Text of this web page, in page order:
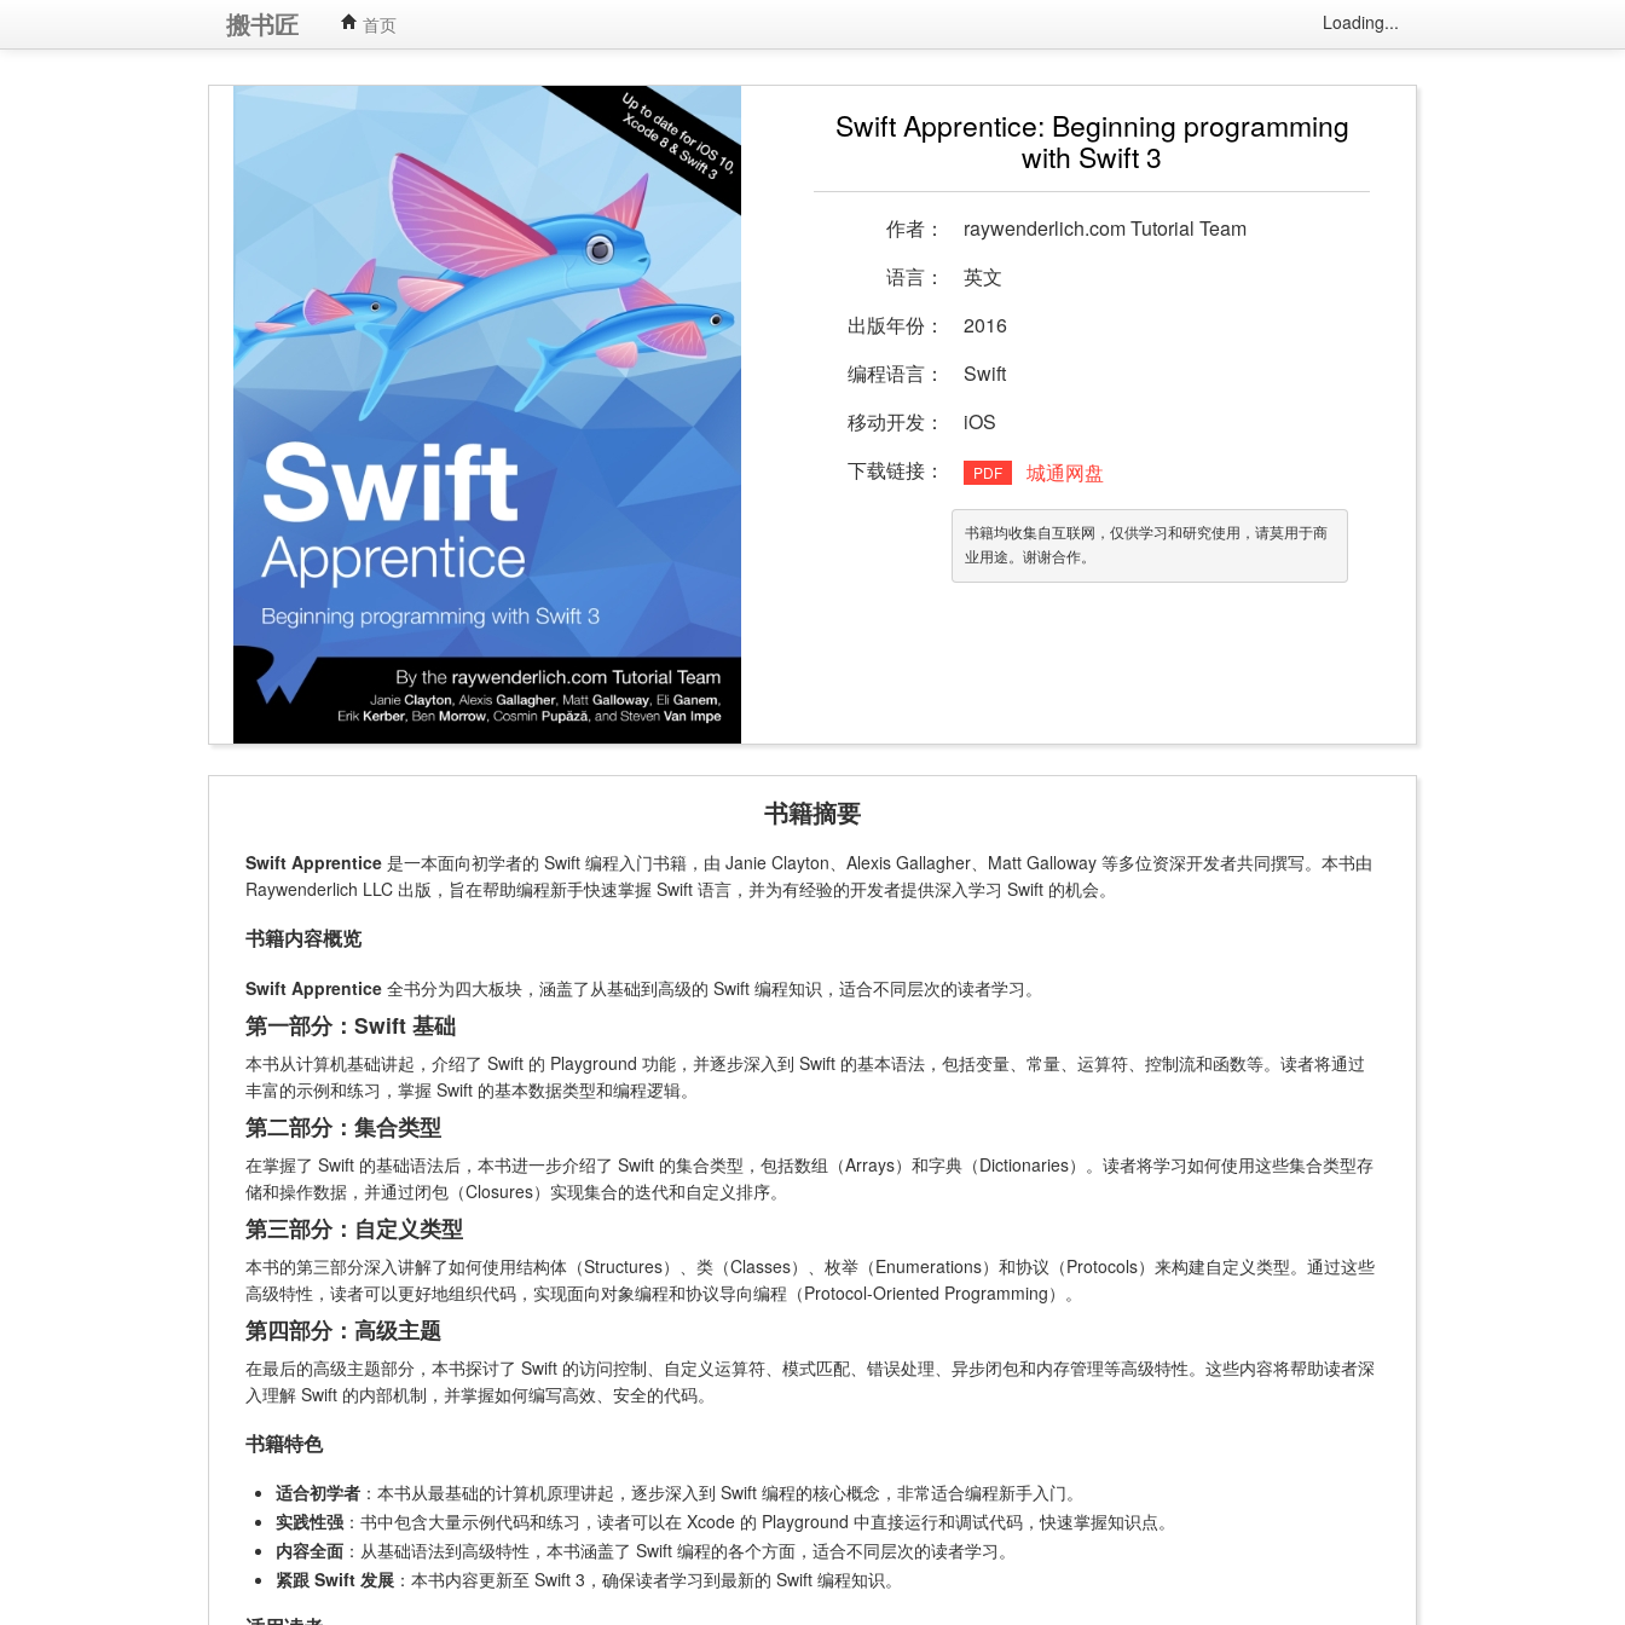
搬书匠 首页 Loading...
Swift Apprentice: Beginning programming
with Swift 3
作者：
raywenderlich.com Tutorial Team
语言：
英文
出版年份：
2016
编程语言：
Swift
移动开发：
iOS
下载链接：
PDF 城通网盘
书籍均收集自互联网，仅供学习和研究使用，请莫用于商
业用途。谢谢合作。
书籍摘要
Swift Apprentice 是一本面向初学者的 Swift 编程入门书籍，由 Janie Clayton、Alexis Gallagher、Matt Galloway 等多位资深开发者共同撰写。本书由
Raywenderlich LLC 出版，旨在帮助编程新手快速掌握 Swift 语言，并为有经验的开发者提供深入学习 Swift 的机会。
书籍内容概览
Swift Apprentice 全书分为四大板块，涵盖了从基础到高级的 Swift 编程知识，适合不同层次的读者学习。
第一部分：Swift 基础
本书从计算机基础讲起，介绍了 Swift 的 Playground 功能，并逐步深入到 Swift 的基本语法，包括变量、常量、运算符、控制流和函数等。读者将通过
丰富的示例和练习，掌握 Swift 的基本数据类型和编程逻辑。
第二部分：集合类型
在掌握了 Swift 的基础语法后，本书进一步介绍了 Swift 的集合类型，包括数组（Arrays）和字典（Dictionaries）。读者将学习如何使用这些集合类型存
储和操作数据，并通过闭包（Closures）实现集合的迭代和自定义排序。
第三部分：自定义类型
本书的第三部分深入讲解了如何使用结构体（Structures）、类（Classes）、枚举（Enumerations）和协议（Protocols）来构建自定义类型。通过这些
高级特性，读者可以更好地组织代码，实现面向对象编程和协议导向编程（Protocol-Oriented Programming）。
第四部分：高级主题
在最后的高级主题部分，本书探讨了 Swift 的访问控制、自定义运算符、模式匹配、错误处理、异步闭包和内存管理等高级特性。这些内容将帮助读者深
入理解 Swift 的内部机制，并掌握如何编写高效、安全的代码。
书籍特色
适合初学者 ：本书从最基础的计算机原理讲起，逐步深入到 Swift 编程的核心概念，非常适合编程新手入门。
实践性强 ：书中包含大量示例代码和练习，读者可以在 Xcode 的 Playground 中直接运行和调试代码，快速掌握知识点。
内容全面 ：从基础语法到高级特性，本书涵盖了 Swift 编程的各个方面，适合不同层次的读者学习。
紧跟 Swift 发展 ：本书内容更新至 Swift 3，确保读者学习到最新的 Swift 编程知识。